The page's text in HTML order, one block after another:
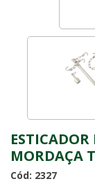
MORDAÇA
Cód: 2327